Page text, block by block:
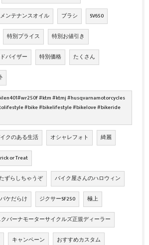
メンテナンスオイル ブラシ SV650
特別プライス 特別お値引き
バイザー 特別価格 たくさん
#ktm #ktmj #husqvarnamotorcycles
#bike #bikelifestyle #bikelove #bikeride
クのある生活 オシャレフォト 綺麗
or Treat
ずらしちゃうぞ バイク屋さんのハロウィン
ケだらけ ジクサーSF250 極上
バーナモーターサイクルズ正規ディーラー
キャンペーン おすすめカスタム